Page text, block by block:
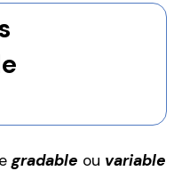
gradable ou variable